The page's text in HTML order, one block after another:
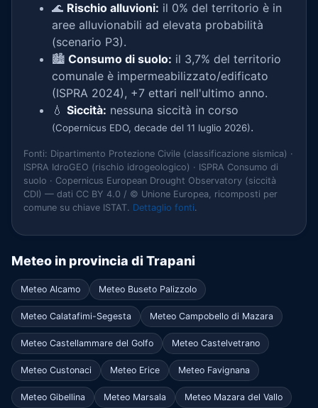
🌊 Rischio alluvioni: il 0% del territorio è in
aree alluvionabili ad elevata probabilità
(scenario P3).
🏙️ Consumo di suolo: il 3,7% del territorio
comunale è impermeabilizzato/edificato
(ISPRA 2024), +7 ettari nell'ultimo anno.
💧 Siccità: nessuna siccità in corso
(Copernicus EDO, decade del 11 luglio 2026).
Fonti: Dipartimento Protezione Civile (classificazione sismica) ·
ISPRA IdroGEO (rischio idrogeologico) · ISPRA Consumo di
suolo · Copernicus European Drought Observatory (siccità
CDI) — dati CC BY 4.0 / © Unione Europea, ricomposti per
comune su chiave ISTAT. Dettaglio fonti.
Meteo in provincia di Trapani
Meteo Alcamo Meteo Buseto Palizzolo
Meteo Calatafimi-Segesta Meteo Campobello di Mazara
Meteo Castellammare del Golfo Meteo Castelvetrano
Meteo Custonaci Meteo Erice Meteo Favignana
Meteo Gibellina Meteo Marsala Meteo Mazara del Vallo